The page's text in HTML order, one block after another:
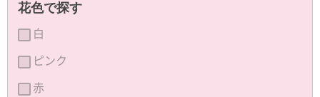
花色で探す
白
ピンク
赤